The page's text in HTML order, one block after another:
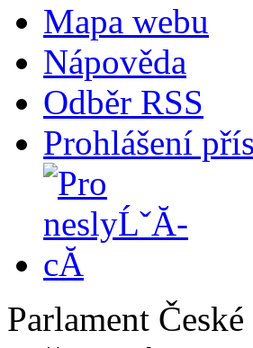
Mapa webu
Nápověda
Odběr RSS
Prohlášení
Parlament